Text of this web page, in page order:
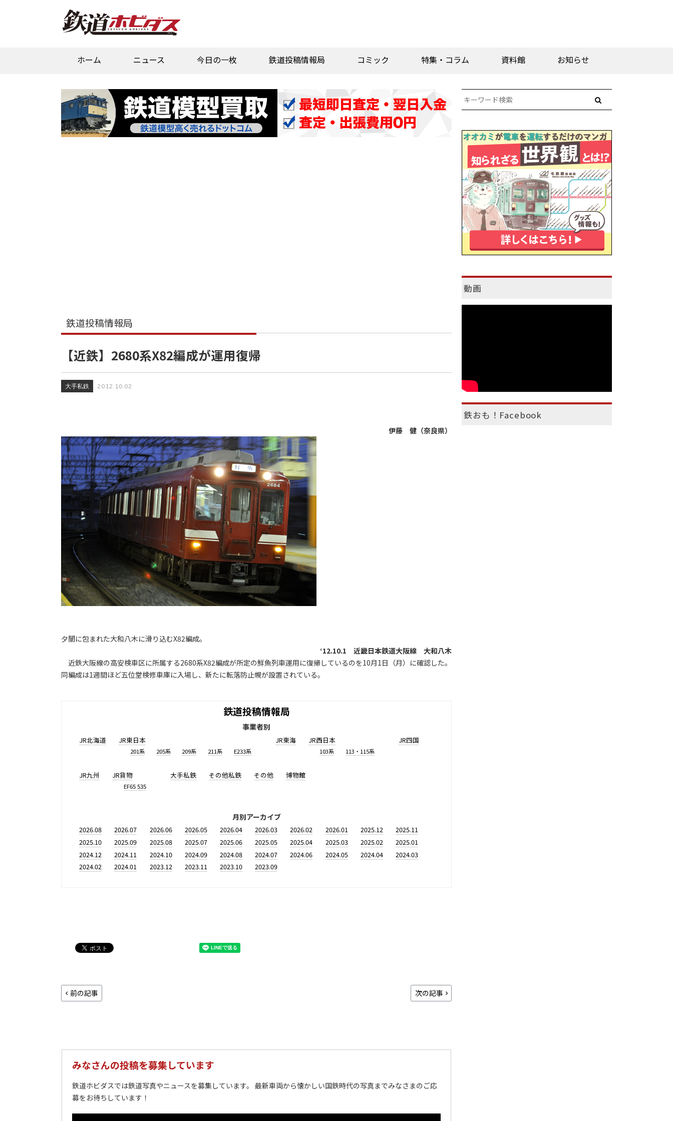
ホーム ニュース 今日の一枚 鉄道投稿情報局 コミック 特集・コラム 資料館 お知らせ
鉄道投稿情報局
【近鉄】2680系X82編成が運用復帰
大手私鉄 2012.10.02
伊藤 健（奈良県）
夕闇に包まれた大和八木に滑り込むX82編成。
‘12.10.1 近畿日本鉄道大阪線 大和八木
近鉄大阪線の高安検車区に所属する2680系X82編成が所定の鮮魚列車運用に復帰しているのを10月1日（月）に確認した。
同編成は1週間ほど五位堂検修車庫に入場し、新たに転落防止幌が設置されている。
鉄道投稿情報局
事業者別
JR北海道 JR東日本
201系 205系 209系 211系 E233系
JR東海 JR西日本
103系 113・115系
JR四国
JR九州 JR貨物
EF65 535
大手私鉄 その他私鉄 その他 博物館
月別アーカイブ
2026.08 2026.07 2026.06 2026.05 2026.04 2026.03 2026.02 2026.01 2025.12
2025.11
2025.10
2025.09 2025.08 2025.07 2025.06 2025.05 2025.04 2025.03 2025.02
2025.01
2024.12
2024.11 2024.10 2024.09 2024.08 2024.07 2024.06 2024.05 2024.04
2024.03
2024.02
2024.01 2023.12 2023.11 2023.10 2023.09
前の記事 次の記事
みなさんの投稿を募集しています
鉄道ホビダスでは鉄道写真やニュースを募集しています。 最新車両から懐かしい国鉄時代の写真までみなさまのご応
募をお待ちしています！
動画
鉄おも！Facebook